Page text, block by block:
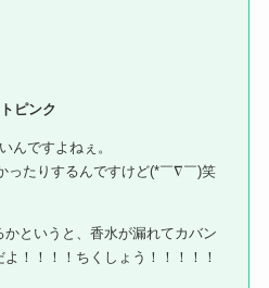
ピンク
んですよねぇ。
ったりするんですけど(*￣∇￣)笑
というと、香水が漏れてカバン
！！！！ちくしょう！！！！！